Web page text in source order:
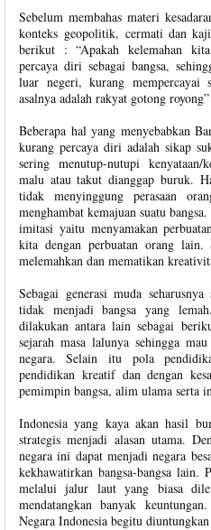
Sebelum membahas materi
konteks geopolitik, cermati dan
berikut : “Apakah kelemahan
percaya diri sebagai bangsa,
luar negeri, kurang
asalnya adalah rakyat gotong royong”
Beberapa hal yang menyebabkan
kurang percaya diri adalah sikap
sering menutup-nutupi kenyataan/
malu atau takut dianggap buruk.
tidak menyinggung perasaan
menghambat kemajuan suatu
imitasi yaitu menyamakan
kita dengan perbuatan orang
melemahkan dan mematikan
Sebagai generasi muda
tidak menjadi bangsa yang
dilakukan antara lain sebagai
sejarah masa lalunya sehingga
negara. Selain itu pola
pendidikan kreatif dan dengan
pemimpin bangsa, alim ulama serta
Indonesia yang kaya akan hasil
strategis menjadi alasan utama.
negara ini dapat menjadi negara
kekhawatirkan bangsa-bangsa lain.
melalui jalur laut yang biasa
mendatangkan banyak
Negara Indonesia begitu